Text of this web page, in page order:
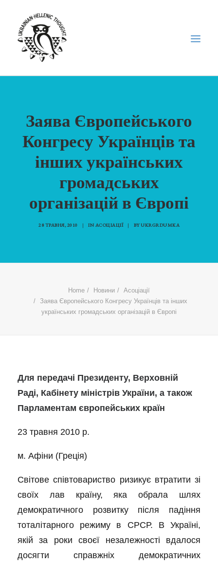
ФОРУМ УКРАЇНСЬКОЇ ДІАСПОРИ В ГРЕЦІЇ
ПРО НАС
“ВІСНИК”/”ΑΓΓΕΛΙΑΦΌΡΟΣ”
Заява Європейського
Конгресу Українців та
інших українських
громадських
організацій в Європі
28 ТРАВНЯ, 2010 | IN АСОЦІАЦІЇ | BYUKRGRDUMKA
Home Новини
Асоціації
Заява Європейського Конгресу Українців та інших
українських громадських організацій в Європі
Для передачі Президенту, Верховній
Раді, Кабінету міністрів України, а також
Парламентам європейських країн
23 травня 2010 р.
м. Афіни (Греція)
Світове співтовариство ризикує втратити зі
своїх лав країну, яка обрала шлях
демократичного розвитку після падіння
тоталітарного режиму в СРСР. В Україні,
якій за роки своєї незалежності вдалося
досягти справжніх демократичних